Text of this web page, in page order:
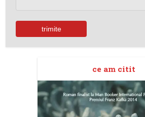
ce am citit